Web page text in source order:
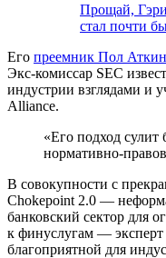
Прощай,
стал почти
Его преемник Пол
Экс-комиссар SEC
индустрии взглядами и
Alliance.
«Его подход сулит
нормативно-
В совокупности с
Chokepoint 2.0 —
банковский сектор для
к финуслугам —
благоприятной для